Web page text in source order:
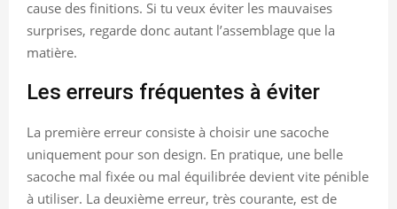
cause des finitions. Si tu veux éviter les mauvaises
surprises, regarde donc autant l’assemblage que la
matière.
Les erreurs fréquentes à éviter
La première erreur consiste à choisir une sacoche
uniquement pour son design. En pratique, une belle
sacoche mal fixée ou mal équilibrée devient vite pénible
à utiliser. La deuxième erreur, très courante, est de